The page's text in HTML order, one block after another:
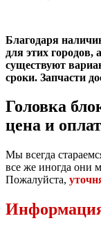
Благодаря
для этих
существуют
сроки. Запчасти
Головка
цена и
Мы всегда
все же иногда они
Пожалуйста,